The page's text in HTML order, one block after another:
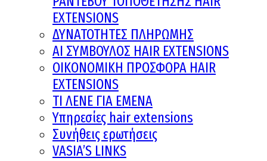
EXTENSIONS
ΔΥΝΑΤΟΤΗΤΕΣ ΠΛΗΡΩΜΗΣ
AI ΣΥΜΒΟΥΛΟΣ HAIR EXTENSIONS
ΟΙΚΟΝΟΜΙΚΗ ΠΡΟΣΦΟΡΑ HAIR
EXTENSIONS
ΤΙ ΛΕΝΕ ΓΙΑ ΕΜΕΝΑ
Υπηρεσίες hair extensions
Συνήθεις ερωτήσεις
VASIA’S LINKS